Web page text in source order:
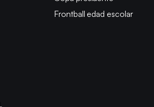
Frontball edad escolar